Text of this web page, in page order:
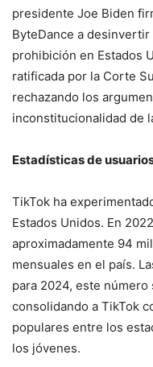
presidente Joe Biden
ByteDance a
prohibición en Estados
ratificada por la Corte
rechazando los
inconstitucionalidad de
Estadísticas de
TikTok ha
Estados Unidos. En
aproximadamente 94
mensuales en el país.
para 2024, este
consolidando a TikTok
populares entre los
los jóvenes.